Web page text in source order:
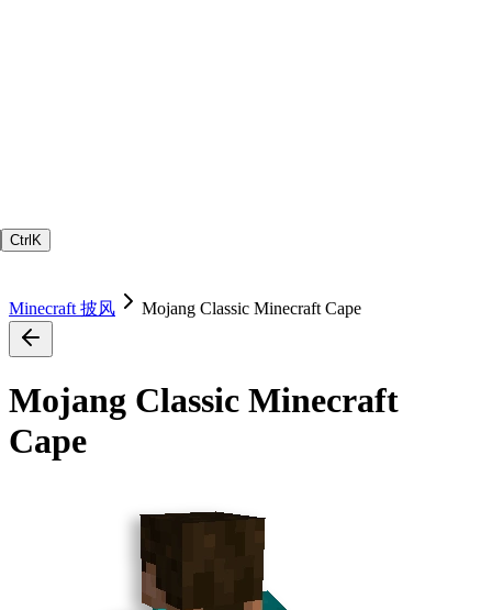
Ctrl K
Minecraft 披风 Mojang Classic Minecraft Cape
Mojang Classic Minecraft
Cape